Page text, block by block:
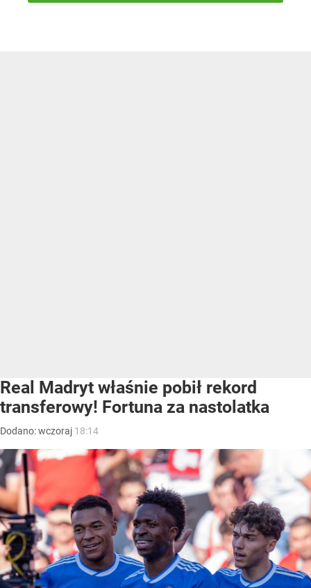
Real Madryt właśnie pobił rekord
transferowy! Fortuna za nastolatka
Dodano:wczoraj 18:14